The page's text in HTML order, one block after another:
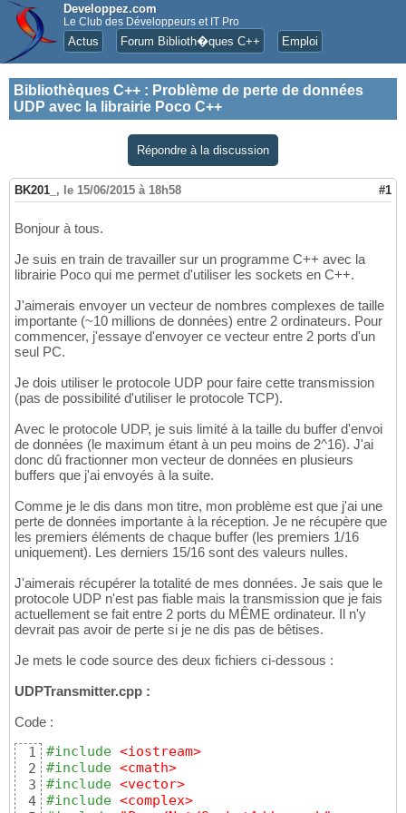
Developpez.com
Le Club des Développeurs et IT Pro
Actus Forum Biblioth�ques C++ Emploi
Bibliothèques C++ : Problème de perte de données
UDP avec la librairie Poco C++
Répondre à la discussion
BK201_ , le 15/06/2015 à 18h58 #1
Bonjour à tous.
Je suis en train de travailler sur un programme C++ avec la
librairie Poco qui me permet d'utiliser les sockets en C++.
J'aimerais envoyer un vecteur de nombres complexes de taille
importante (~10 millions de données) entre 2 ordinateurs. Pour
commencer, j'essaye d'envoyer ce vecteur entre 2 ports d'un
seul PC.
Je dois utiliser le protocole UDP pour faire cette transmission
(pas de possibilité d'utiliser le protocole TCP).
Avec le protocole UDP, je suis limité à la taille du buffer d'envoi
de données (le maximum étant à un peu moins de 2^16). J'ai
donc dû fractionner mon vecteur de données en plusieurs
buffers que j'ai envoyés à la suite.
Comme je le dis dans mon titre, mon problème est que j'ai une
perte de données importante à la réception. Je ne récupère que
les premiers éléments de chaque buffer (les premiers 1/16
uniquement). Les derniers 15/16 sont des valeurs nulles.
J'aimerais récupérer la totalité de mes données. Je sais que le
protocole UDP n'est pas fiable mais la transmission que je fais
actuellement se fait entre 2 ports du MÊME ordinateur. Il n'y
devrait pas avoir de perte si je ne dis pas de bêtises.
Je mets le code source des deux fichiers ci-dessous :
UDPTransmitter.cpp :
Code :
1
2
3
4
#include <iostream>
#include <cmath>
#include <vector>
#include <complex>